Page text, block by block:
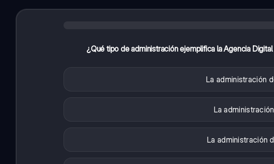
¿Qué tipo de administración ejemplifica la Agencia
La administración
La
La administración